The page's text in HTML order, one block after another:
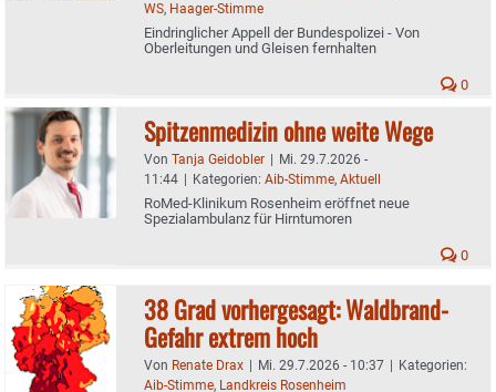
WS, Haager-Stimme
Eindringlicher Appell der Bundespolizei - Von
Oberleitungen und Gleisen fernhalten
0
Spitzenmedizin ohne weite Wege
Von Tanja Geidobler
Mi. 29.7.2026 -
11:44
Kategorien: Aib-Stimme, Aktuell
RoMed-Klinikum Rosenheim eröffnet neue
Spezialambulanz für Hirntumoren
0
38 Grad vorhergesagt: Waldbrand-
Gefahr extrem hoch
Von Renate Drax Mi. 29.7.2026 - 10:37
Kategorien:
Aib-Stimme, Landkreis Rosenheim